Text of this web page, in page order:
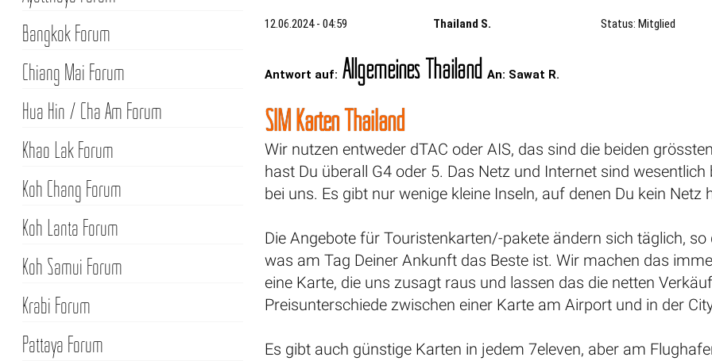
12.06.2024 - 04:59 Thailand S. Status: Mitglied
Antwort auf: Allgemeines ThailandAn: Sawat R.
SIM Karten Thailand
Wir nutzen entweder dTAC oder AIS, das sind die beiden
hast Du überall G4 oder 5. Das Netz und Internet sind
bei uns. Es gibt nur wenige kleine Inseln, auf denen Du kein Netz
Die Angebote für Touristenkarten/-pakete ändern sich täglich,
was am Tag Deiner Ankunft das Beste ist. Wir machen das
eine Karte, die uns zusagt raus und lassen das die netten
Preisunterschiede zwischen einer Karte am Airport und in der
Es gibt auch günstige Karten in jedem 7eleven, aber am
Bangkok Forum
Chiang Mai Forum
Hua Hin / Cha Am Forum
Khao Lak Forum
Koh Chang Forum
Koh Lanta Forum
Koh Samui Forum
Krabi Forum
Pattaya Forum